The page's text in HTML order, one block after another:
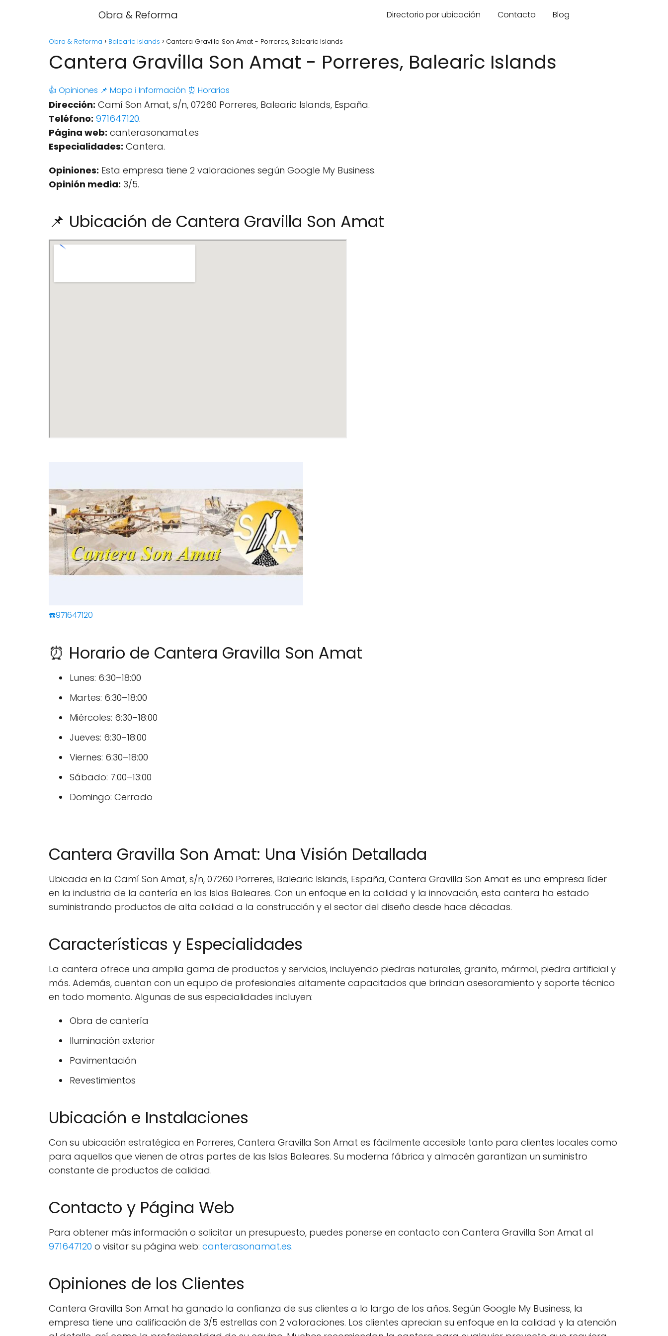
Obra & Reforma Directorio por ubicación Contacto Blog
Obra & Reforma Balearic Islands Cantera Gravilla Son Amat - Porreres, Balearic Islands
Cantera Gravilla Son Amat - Porreres, Balearic Islands
👍 Opiniones 📌 Mapa ℹ️ Información ⏰ Horarios
Dirección: Camí Son Amat, s/n, 07260 Porreres, Balearic Islands, España.
Teléfono: 971647120.
Página web: canterasonamat.es
Especialidades: Cantera.
Opiniones: Esta empresa tiene 2 valoraciones según Google My Business.
Opinión media: 3/5.
📌 Ubicación de Cantera Gravilla Son Amat
☎️971647120
⏰ Horario de Cantera Gravilla Son Amat
Lunes: 6:30–18:00
Martes: 6:30–18:00
Miércoles: 6:30–18:00
Jueves: 6:30–18:00
Viernes: 6:30–18:00
Sábado: 7:00–13:00
Domingo: Cerrado
Cantera Gravilla Son Amat: Una Visión Detallada
Ubicada en la Camí Son Amat, s/n, 07260 Porreres, Balearic Islands, España, Cantera Gravilla Son Amat es una empresa líder
en la industria de la cantería en las Islas Baleares. Con un enfoque en la calidad y la innovación, esta cantera ha estado
suministrando productos de alta calidad a la construcción y el sector del diseño desde hace décadas.
Características y Especialidades
La cantera ofrece una amplia gama de productos y servicios, incluyendo piedras naturales, granito, mármol, piedra artificial y
más. Además, cuentan con un equipo de profesionales altamente capacitados que brindan asesoramiento y soporte técnico
en todo momento. Algunas de sus especialidades incluyen:
Obra de cantería
Iluminación exterior
Pavimentación
Revestimientos
Ubicación e Instalaciones
Con su ubicación estratégica en Porreres, Cantera Gravilla Son Amat es fácilmente accesible tanto para clientes locales como
para aquellos que vienen de otras partes de las Islas Baleares. Su moderna fábrica y almacén garantizan un suministro
constante de productos de calidad.
Contacto y Página Web
Para obtener más información o solicitar un presupuesto, puedes ponerse en contacto con Cantera Gravilla Son Amat al
971647120 o visitar su página web: canterasonamat.es.
Opiniones de los Clientes
Cantera Gravilla Son Amat ha ganado la confianza de sus clientes a lo largo de los años. Según Google My Business, la
empresa tiene una calificación de 3/5 estrellas con 2 valoraciones. Los clientes aprecian su enfoque en la calidad y la atención